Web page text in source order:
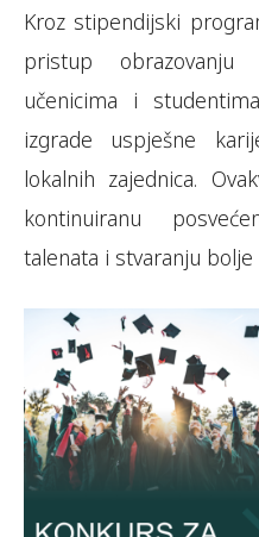
Kroz stipendijski
pristup
učenicima i
izgrade uspješne
lokalnih zajednica.
kontinuiranu
talenata i stvaranju